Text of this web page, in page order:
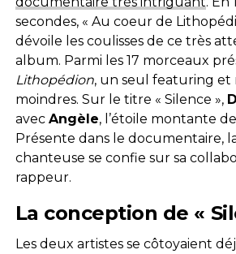
secondes, « Au coeur de
dévoile les coulisses de ce très
album. Parmi les 17 morceaux
Lithopédion, un seul featuring et
moindres. Sur le titre « Silence »,
avec Angèle, l’étoile montante
Présente dans le documentaire,
chanteuse se confie sur sa
rappeur.
La conception de «
Les deux artistes se côtoyaient